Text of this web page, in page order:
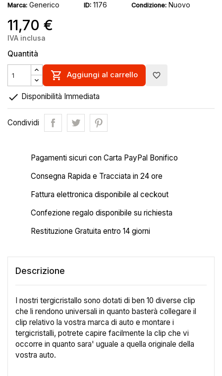
Marca: Generico ID: 1176 Condizione: Nuovo
11,70 €
IVA inclusa
Quantità
 Aggiungi al carrello favorite_border
 Disponibilità Immediata
Condividi
Pagamenti sicuri con Carta PayPal Bonifico
Consegna Rapida e Tracciata in 24 ore
Fattura elettronica disponibile al ceckout
Confezione regalo disponibile su richiesta
Restituzione Gratuita entro 14 giorni
Descrizione
I nostri tergicristallo sono dotati di ben 10 diverse clip
che li rendono universali in quanto basterà collegare il
clip relativo la vostra marca di auto e montare i
tergicristalli, potrete capire facilmente la clip che vi
occorre in quanto sara' uguale a quella originale della
vostra auto.